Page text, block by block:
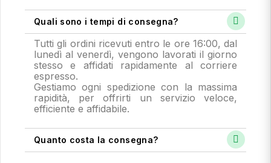
Quali sono i tempi di consegna?
Tutti gli ordini ricevuti entro le ore 16:00, dal
lunedì al venerdì, vengono lavorati il giorno
stesso e affidati rapidamente al corriere
espresso.
Gestiamo ogni spedizione con la massima
rapidità, per offrirti un servizio veloce,
efficiente e affidabile.
Quanto costa la consegna?